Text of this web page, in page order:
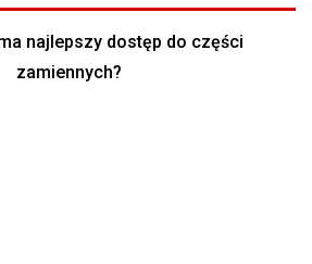
najlepszy dostęp do części
zamiennych?